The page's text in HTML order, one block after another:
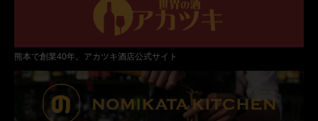
熊本で創業40年。アカツキ酒店公式サイト